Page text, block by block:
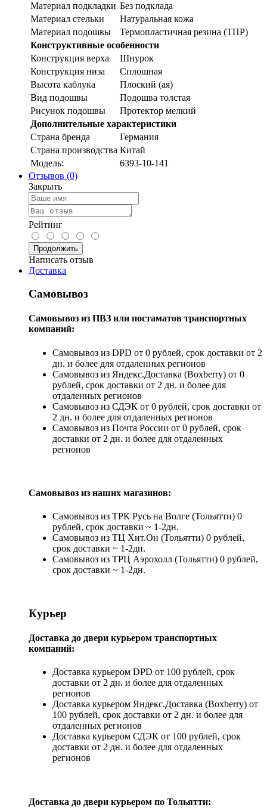
Материал подкладки Без подклада
Материал стельки
Натуральная кожа
Материал подошвы
Термопластичная резина (ТПР)
Конструктивные особенности
Конструкция верха
Шнурок
Конструкция низа
Сплошная
Высота каблука
Плоский (ая)
Вид подошвы
Подошва толстая
Рисунок подошвы
Протектор мелкий
Дополнительные характеристики
Страна бренда
Германия
Страна производства Китай
Модель:
6393-10-141
Отзывов (0)
Закрыть
Рейтинг
Продолжить
Написать отзыв
Доставка
Самовывоз
Самовывоз из ПВЗ или постаматов транспортных
компаний:
Самовывоз из DPD от 0 рублей, срок доставки от 2
дн. и более для отдаленных регионов
Самовывоз из Яндекс.Доставка (Boxberry) от 0
рублей, срок доставки от 2 дн. и более для
отдаленных регионов
Самовывоз из СДЭК от 0 рублей, срок доставки от
2 дн. и более для отдаленных регионов
Самовывоз из Почта России от 0 рублей, срок
доставки от 2 дн. и более для отдаленных
регионов
Самовывоз из наших магазинов:
Самовывоз из ТРК Русь на Волге (Тольятти) 0
рублей, срок доставки ~ 1-2дн.
Самовывоз из ТЦ Хит.Он (Тольятти) 0 рублей,
срок доставки ~ 1-2дн.
Самовывоз из ТРЦ Аэрохолл (Тольятти) 0 рублей,
срок доставки ~ 1-2дн.
Курьер
Доставка до двери курьером транспортных
компаний:
Доставка курьером DPD от 100 рублей, срок
доставки от 2 дн. и более для отдаленных
регионов
Доставка курьером Яндекс.Доставка (Boxberry) от
100 рублей, срок доставки от 2 дн. и более для
отдаленных регионов
Доставка курьером СДЭК от 100 рублей, срок
доставки от 2 дн. и более для отдаленных
регионов
Доставка до двери курьером по Тольятти: